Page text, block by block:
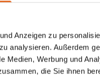
Anzeigen zu
analysieren. Außerdem
Medien, Werbung und
die Sie ihnen
und Innovation
mit von der Partie
wie sie das
in puncto